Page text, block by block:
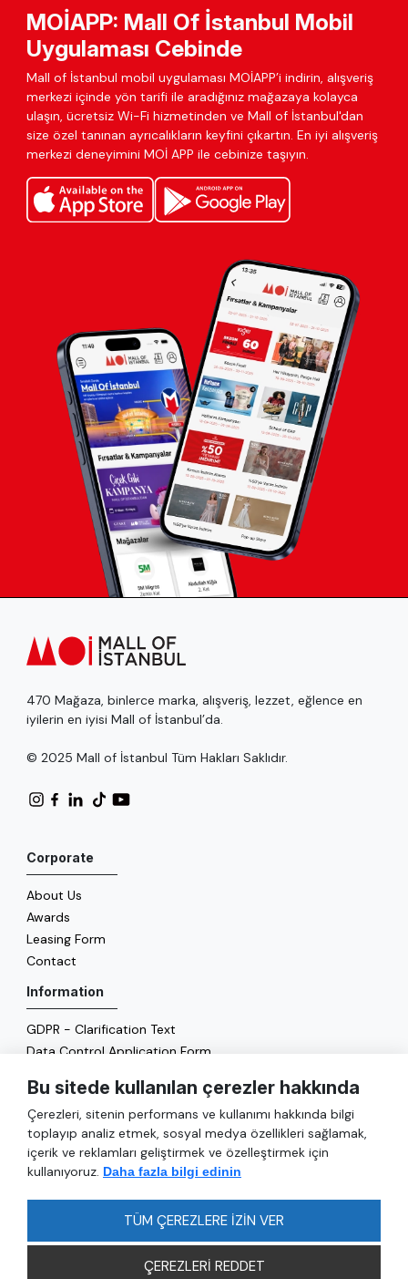
MOİAPP: Mall Of İstanbul Mobil
Uygulaması Cebinde
Mall of İstanbul mobil uygulaması MOİAPP’i indirin, alışveriş
merkezi içinde yön tarifi ile aradığınız mağazaya kolayca
ulaşın, ücretsiz Wi-Fi hizmetinden ve Mall of İstanbul'dan
size özel tanınan ayrıcalıkların keyfini çıkartın. En iyi alışveriş
merkezi deneyimini MOİ APP ile cebinize taşıyın.
470 Mağaza, binlerce marka, alışveriş, lezzet, eğlence en
iyilerin en iyisi Mall of İstanbul’da.
© 2025 Mall of İstanbul Tüm Hakları Saklıdır.
Corporate
About Us
Awards
Leasing Form
Contact
Information
GDPR - Clarification Text
Data Control Application Form
Energy Policy
General
Services
Bu sitede kullanılan çerezler hakkında
Çerezleri, sitenin performans ve kullanımı hakkında bilgi
toplayıp analiz etmek, sosyal medya özellikleri sağlamak,
içerik ve reklamları geliştirmek ve özelleştirmek için
kullanıyoruz. Daha fazla bilgi edinin
TÜM ÇEREZLERE İZİN VER
ÇEREZLERİ REDDET